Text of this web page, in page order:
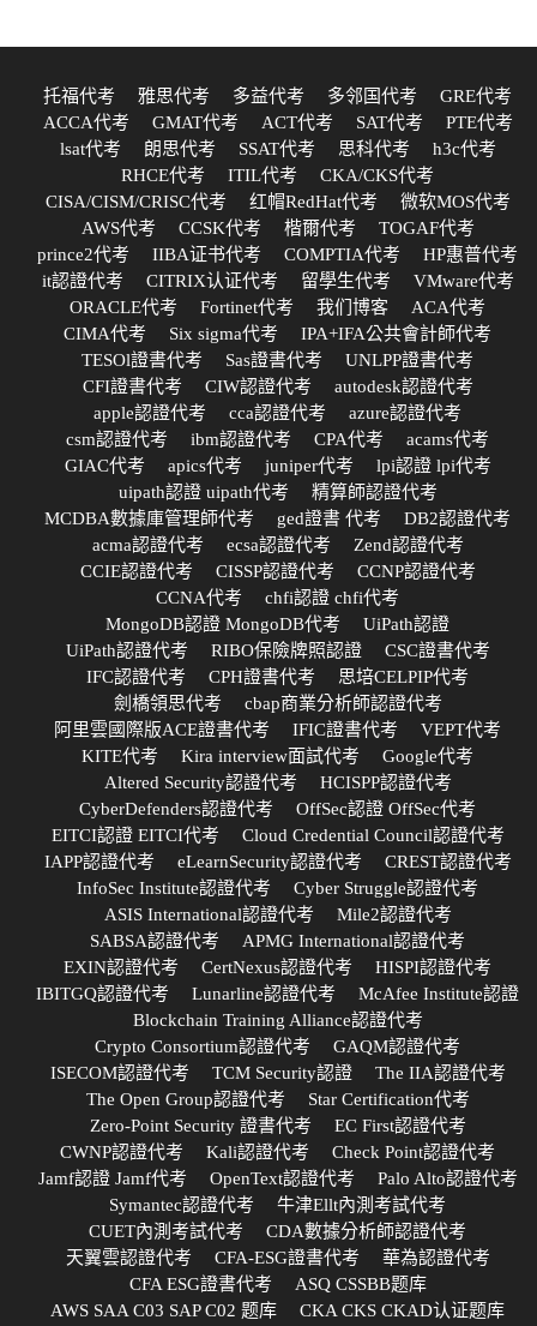
托福代考 雅思代考 多益代考 多邻国代考
GRE代考
ACCA代考
GMAT代考 ACT代考 SAT代考
PTE代考
lsat代考
朗思代考 SSAT代考 思科代考
h3c代考
RHCE代考
ITIL代考
CKA/CKS代考
CISA/CISM/CRISC代考
红帽RedHat代考
微软MOS代考
AWS代考
CCSK代考 楷爾代考
TOGAF代考
prince2代考
IIBA证书代考 COMPTIA代考
HP惠普代考
it認證代考
CITRIX认证代考 留學生代考
VMware代考
ORACLE代考
Fortinet代考 我们博客
ACA代考
CIMA代考
Six sigma代考
IPA+IFA公共會計師代考
TESOl證書代考
Sas證書代考
UNLPP證書代考
CFI證書代考
CIW認證代考
autodesk認證代考
apple認證代考
cca認證代考
azure認證代考
csm認證代考
ibm認證代考 CPA代考
acams代考
GIAC代考
apics代考 juniper代考
lpi認證 lpi代考
uipath認證 uipath代考
精算師認證代考
MCDBA數據庫管理師代考
ged證書 代考
DB2認證代考
acma認證代考
ecsa認證代考
Zend認證代考
CCIE認證代考
CISSP認證代考
CCNP認證代考
CCNA代考
chfi認證 chfi代考
MongoDB認證 MongoDB代考
UiPath認證
UiPath認證代考
RIBO保險牌照認證
CSC證書代考
IFC認證代考
CPH證書代考
思培CELPIP代考
劍橋領思代考
cbap商業分析師認證代考
阿里雲國際版ACE證書代考
IFIC證書代考
VEPT代考
KITE代考
Kira interview面試代考
Google代考
Altered Security認證代考
HCISPP認證代考
CyberDefenders認證代考
OffSec認證 OffSec代考
EITCI認證 EITCI代考
Cloud Credential Council認證代考
IAPP認證代考
eLearnSecurity認證代考
CREST認證代考
InfoSec Institute認證代考
Cyber Struggle認證代考
ASIS International認證代考
Mile2認證代考
SABSA認證代考
APMG International認證代考
EXIN認證代考
CertNexus認證代考
HISPI認證代考
IBITGQ認證代考
Lunarline認證代考
McAfee Institute認證
Blockchain Training Alliance認證代考
Crypto Consortium認證代考
GAQM認證代考
ISECOM認證代考
TCM Security認證
The IIA認證代考
The Open Group認證代考
Star Certification代考
Zero-Point Security 證書代考
EC First認證代考
CWNP認證代考
Kali認證代考
Check Point認證代考
Jamf認證 Jamf代考
OpenText認證代考
Palo Alto認證代考
Symantec認證代考
牛津Ellt內測考試代考
CUET內測考試代考
CDA數據分析師認證代考
天翼雲認證代考
CFA-ESG證書代考
華為認證代考
CFA ESG證書代考
ASQ CSSBB题库
AWS SAA C03 SAP C02 题库
CKA CKS CKAD认证题库